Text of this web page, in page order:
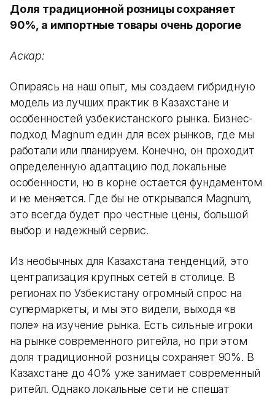
Доля традиционной розницы сохраняет
90%, а импортные товары очень дорогие
Аскар:
Опираясь на наш опыт, мы создаем гибридную
модель из лучших практик в Казахстане и
особенностей узбекистанского рынка. Бизнес-
подход Magnum един для всех рынков, где мы
работали или планируем. Конечно, он проходит
определенную адаптацию под локальные
особенности, но в корне остается фундаментом
и не меняется. Где бы не открывался Magnum,
это всегда будет про честные цены, большой
выбор и надежный сервис.
Из необычных для Казахстана тенденций, это
централизация крупных сетей в столице. В
регионах по Узбекистану огромный спрос на
супермаркеты, и мы это видели, выходя «в
поле» на изучение рынка. Есть сильные игроки
на рынке современного ритейла, но при этом
доля традиционной розницы сохраняет 90%. В
Казахстане до 40% уже занимает современный
ритейл. Однако локальные сети не спешат